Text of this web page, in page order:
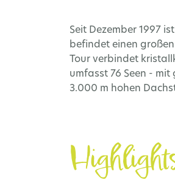
Seit Dezember 1997
befindet einen
Tour verbindet
umfasst 76 Seen -
3.000 m hohen